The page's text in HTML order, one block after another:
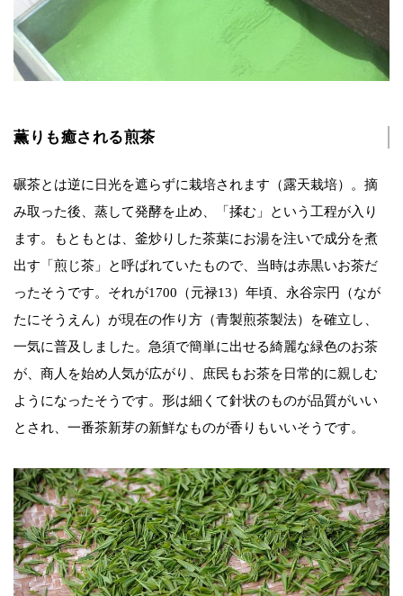
薫りも癒される煎茶
碾茶とは逆に日光を遮らずに栽培されます（露天栽培）。摘
み取った後、蒸して発酵を止め、「揉む」という工程が入り
ます。もともとは、釜炒りした茶葉にお湯を注いで成分を煮
出す「煎じ茶」と呼ばれていたもので、当時は赤黒いお茶だ
ったそうです。それが1700（元禄13）年頃、永谷宗円（なが
たにそうえん）が現在の作り方（青製煎茶製法）を確立し、
一気に普及しました。急須で簡単に出せる綺麗な緑色のお茶
が、商人を始め人気が広がり、庶民もお茶を日常的に親しむ
ようになったそうです。形は細くて針状のものが品質がいい
とされ、一番茶新芽の新鮮なものが香りもいいそうです。